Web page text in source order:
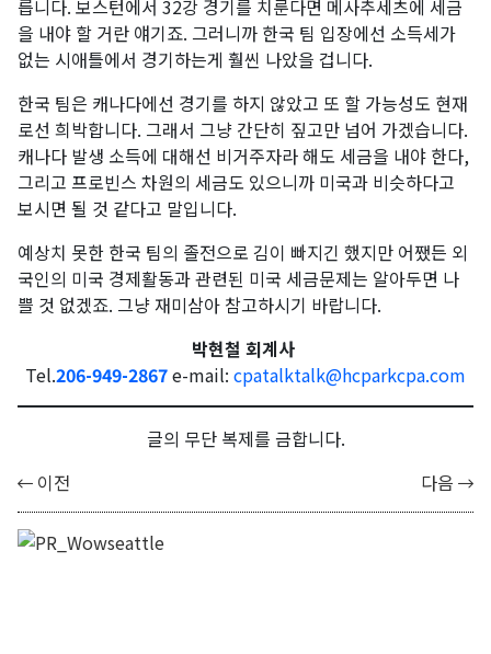
릅니다. 보스턴에서 32강 경기를 치룬다면 메사추세츠에 세금
을 내야 할 거란 얘기죠. 그러니까 한국 팀 입장에선 소득세가
없는 시애틀에서 경기하는게 훨씬 나았을 겁니다.
한국 팀은 캐나다에선 경기를 하지 않았고 또 할 가능성도 현재
로선 희박합니다. 그래서 그냥 간단히 짚고만 넘어 가겠습니다.
캐나다 발생 소득에 대해선 비거주자라 해도 세금을 내야 한다,
그리고 프로빈스 차원의 세금도 있으니까 미국과 비슷하다고
보시면 될 것 같다고 말입니다.
예상치 못한 한국 팀의 졸전으로 김이 빠지긴 했지만 어쨌든 외
국인의 미국 경제활동과 관련된 미국 세금문제는 알아두면 나
쁠 것 없겠죠. 그냥 재미삼아 참고하시기 바랍니다.
박현철 회계사
Tel.206-949-2867e-mail: cpatalktalk@hcparkcpa.com
글의 무단 복제를 금합니다.
이전
다음